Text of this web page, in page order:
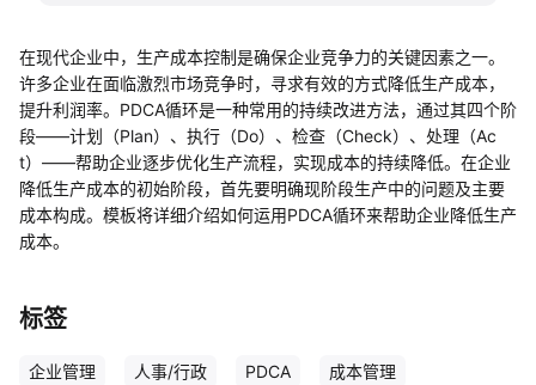
在现代企业中，生产成本控制是确保企业竞争力的关键因素之一。
许多企业在面临激烈市场竞争时，寻求有效的方式降低生产成本，
提升利润率。PDCA循环是一种常用的持续改进方法，通过其四个阶
段——计划（Plan）、执行（Do）、检查（Check）、处理（Ac
t）——帮助企业逐步优化生产流程，实现成本的持续降低。在企业
降低生产成本的初始阶段，首先要明确现阶段生产中的问题及主要
成本构成。模板将详细介绍如何运用PDCA循环来帮助企业降低生产
成本。
标签
企业管理 人事/行政 PDCA 成本管理